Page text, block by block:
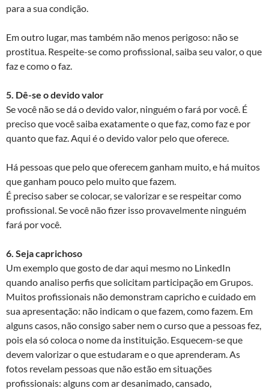
para a sua condição.
Em outro lugar, mas também não menos perigoso: não se
prostitua. Respeite-se como profissional, saiba seu valor, o que
faz e como o faz.
5. Dê-se o devido valor
Se você não se dá o devido valor, ninguém o fará por você. É
preciso que você saiba exatamente o que faz, como faz e por
quanto que faz. Aqui é o devido valor pelo que oferece.
Há pessoas que pelo que oferecem ganham muito, e há muitos
que ganham pouco pelo muito que fazem.
É preciso saber se colocar, se valorizar e se respeitar como
profissional. Se você não fizer isso provavelmente ninguém
fará por você.
6. Seja caprichoso
Um exemplo que gosto de dar aqui mesmo no LinkedIn
quando analiso perfis que solicitam participação em Grupos.
Muitos profissionais não demonstram capricho e cuidado em
sua apresentação: não indicam o que fazem, como fazem. Em
alguns casos, não consigo saber nem o curso que a pessoas fez,
pois ela só coloca o nome da instituição. Esquecem-se que
devem valorizar o que estudaram e o que aprenderam. As
fotos revelam pessoas que não estão em situações
profissionais: alguns com ar desanimado, cansado,